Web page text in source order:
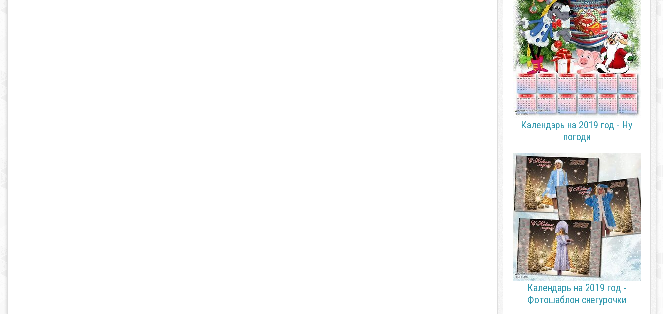
Календарь на 2019 год - Ну
погоди
Календарь на 2019 год -
Фотошаблон снегурочки